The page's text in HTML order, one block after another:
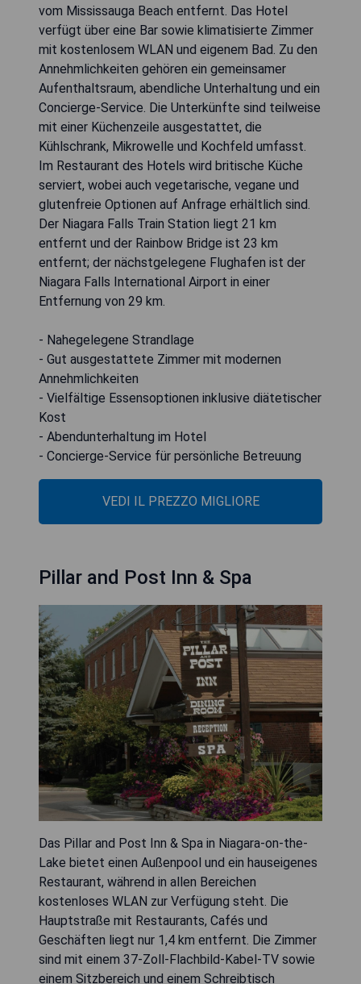
vom Mississauga Beach entfernt. Das Hotel
verfügt über eine Bar sowie klimatisierte Zimmer
mit kostenlosem WLAN und eigenem Bad. Zu den
Annehmlichkeiten gehören ein gemeinsamer
Aufenthaltsraum, abendliche Unterhaltung und ein
Concierge-Service. Die Unterkünfte sind teilweise
mit einer Küchenzeile ausgestattet, die
Kühlschrank, Mikrowelle und Kochfeld umfasst.
Im Restaurant des Hotels wird britische Küche
serviert, wobei auch vegetarische, vegane und
glutenfreie Optionen auf Anfrage erhältlich sind.
Der Niagara Falls Train Station liegt 21 km
entfernt und der Rainbow Bridge ist 23 km
entfernt; der nächstgelegene Flughafen ist der
Niagara Falls International Airport in einer
Entfernung von 29 km.
- Nahegelegene Strandlage
- Gut ausgestattete Zimmer mit modernen
Annehmlichkeiten
- Vielfältige Essensoptionen inklusive diätetischer
Kost
- Abendunterhaltung im Hotel
- Concierge-Service für persönliche Betreuung
VEDI IL PREZZO MIGLIORE
Pillar and Post Inn & Spa
Das Pillar and Post Inn & Spa in Niagara-on-the-
Lake bietet einen Außenpool und ein hauseigenes
Restaurant, während in allen Bereichen
kostenloses WLAN zur Verfügung steht. Die
Hauptstraße mit Restaurants, Cafés und
Geschäften liegt nur 1,4 km entfernt. Die Zimmer
sind mit einem 37-Zoll-Flachbild-Kabel-TV sowie
einem Sitzbereich und einem Schreibtisch